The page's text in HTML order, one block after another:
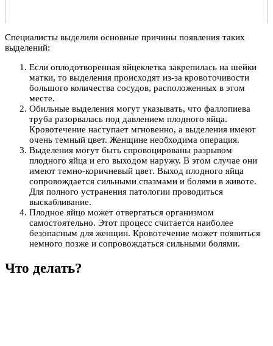
Специалисты выделили основные причины появления таких
выделений:
Если оплодотворенная яйцеклетка закрепилась на шейки
матки, то выделения происходят из-за кровоточивости
большого количества сосудов, расположенных в этом
месте.
Обильные выделения могут указывать, что фаллопиева
труба разорвалась под давлением плодного яйца.
Кровотечение наступает мгновенно, а выделения имеют
очень темный цвет. Женщине необходима операция.
Выделения могут быть спровоцированы разрывом
плодного яйца и его выходом наружу. В этом случае они
имеют темно-коричневый цвет. Выход плодного яйца
сопровождается сильными спазмами и болями в животе.
Для полного устранения патологии проводиться
выскабливание.
Плодное яйцо может отвергаться организмом
самостоятельно. Этот процесс считается наиболее
безопасным для женщин. Кровотечение может появиться
немного позже и сопровождаться сильными болями.
Что делать?